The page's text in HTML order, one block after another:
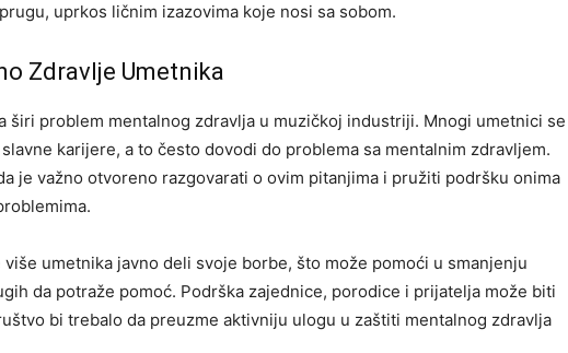
uprkos ličnim izazovima koje nosi sa sobom.
Zdravlje Umetnika
širi problem mentalnog zdravlja u muzičkoj industriji. Mnogi umetnici se
karijere, a to često dovodi do problema sa mentalnim zdravljem.
je važno otvoreno razgovarati o ovim pitanjima i pružiti podršku onima
umetnika javno deli svoje borbe, što može pomoći u smanjenju
da potraže pomoć. Podrška zajednice, porodice i prijatelja može biti
bi trebalo da preuzme aktivniju ulogu u zaštiti mentalnog zdravlja